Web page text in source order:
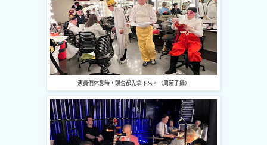
演員們休息時，頭套都先拿下來。（周菊子攝）